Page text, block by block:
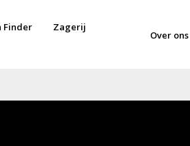
Finder
Zagerij
Over ons